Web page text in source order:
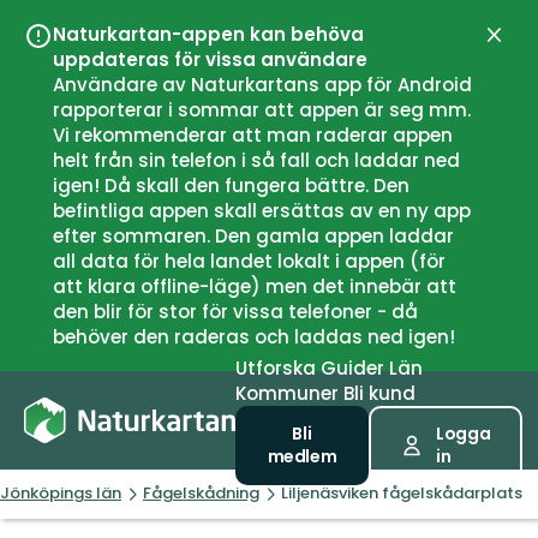
Naturkartan-appen kan behöva
uppdateras för vissa användare
Användare av Naturkartans app för Android
rapporterar i sommar att appen är seg mm.
Vi rekommenderar att man raderar appen
helt från sin telefon i så fall och laddar ned
igen! Då skall den fungera bättre. Den
befintliga appen skall ersättas av en ny app
efter sommaren. Den gamla appen laddar
all data för hela landet lokalt i appen (för
att klara offline-läge) men det innebär att
den blir för stor för vissa telefoner - då
behöver den raderas och laddas ned igen!
UtforskaGuiderLän
Kommuner Bli kund
Bli
medlem
Logga
in
Jönköpings län Fågelskådning Liljenäsviken fågelskådarplats